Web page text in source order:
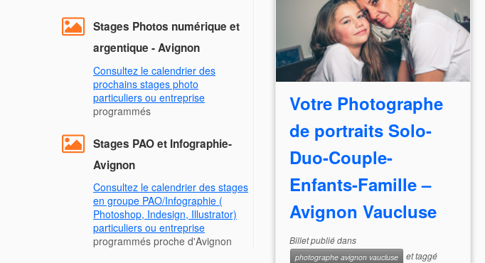
Stages Photos numérique et
argentique - Avignon
Consultez le calendrier des
prochains stages photo
particuliers ou entreprise
programmés
Stages PAO et Infographie-
Avignon
Consultez le calendrier des stages
en groupe PAO/Infographie (
Photoshop, Indesign, Illustrator)
particuliers ou entreprise
programmés proche d'Avignon
Votre Photographe
de portraits Solo-
Duo-Couple-
Enfants-Famille –
Avignon Vaucluse
Billet publié dans
photographe avignon vaucluse
et taggé